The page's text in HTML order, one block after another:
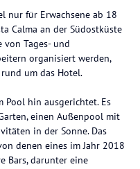
nur für Erwachsene ab 18
Calma an der Südostküste
von Tages- und
organisiert werden,
um das Hotel.
Pool hin ausgerichtet. Es
einen Außenpool mit
in der Sonne. Das
denen eines im Jahr 2018
Bars, darunter eine